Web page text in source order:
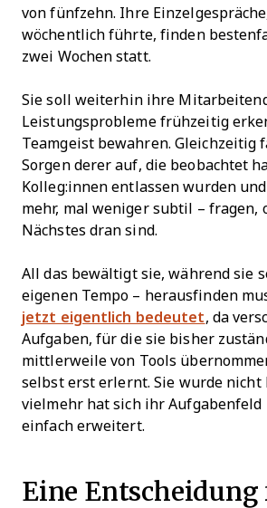
von fünfzehn. Ihre
wöchentlich führte, finden
zwei Wochen statt.
Sie soll weiterhin ihre
Leistungsprobleme frühzeitig
Teamgeist bewahren. Gleichzeitig
Sorgen derer auf, die beobachtet
Kolleg:innen entlassen wurden
mehr, mal weniger subtil – fragen,
Nächstes dran sind.
All das bewältigt sie, während sie
eigenen Tempo – herausfinden
jetzt eigentlich bedeutet, da
Aufgaben, für die sie bisher
mittlerweile von Tools
selbst erst erlernt. Sie wurde nicht
vielmehr hat sich ihr Aufgabenfeld
einfach erweitert.
Eine